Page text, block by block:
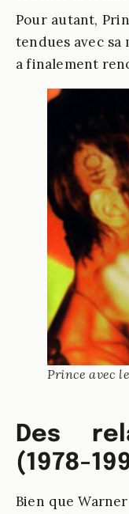
Pour autant,
tendues avec sa
a finalement
Prince avec
Des
(1978-
Bien que